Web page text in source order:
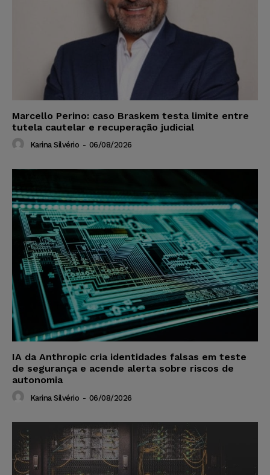
Marcello Perino: caso Braskem testa limite entre
tutela cautelar e recuperação judicial
Karina Silvério - 06/08/2026
IA da Anthropic cria identidades falsas em teste
de segurança e acende alerta sobre riscos de
autonomia
Karina Silvério - 06/08/2026